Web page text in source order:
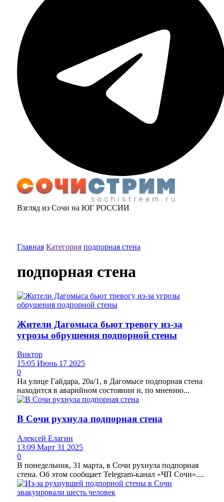
Взгляд из Сочи на ЮГ РОССИИ
Главная Категория подпорная стена
подпорная стена
Жители Дагомыса бьют тревогу из-за
угрозы обрушения подпорной стены
Виктор
15:05 Июнь 17 2025
0
На улице Гайдара, 20а/1, в Дагомысе подпорная стена
находится в аварийном состоянии и, по мнению...
В Сочи рухнула подпорная стена
Алексей Елагин
13:09 Март 31 2025
0
В понедельник, 31 марта, в Сочи рухнула подпорная
стена. Об этом сообщает Telegram-канал «ЧП Сочи»....